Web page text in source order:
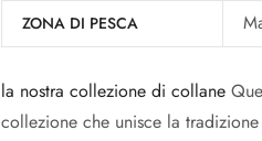
ZONA DI PESCA
la nostra collezione di collane
collezione che unisce la